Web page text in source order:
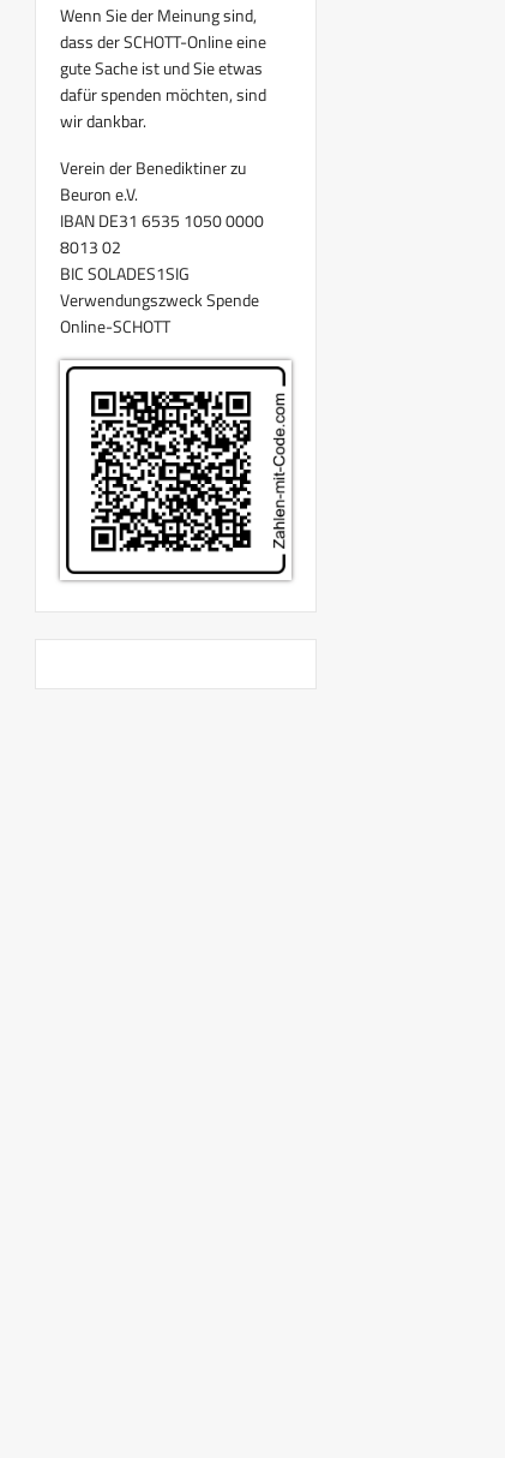
Wenn Sie der Meinung sind,
dass der SCHOTT-Online eine
gute Sache ist und Sie etwas
dafür spenden möchten, sind
wir dankbar.
Verein der Benediktiner zu
Beuron e.V.
IBAN DE31 6535 1050 0000
8013 02
BIC SOLADES1SIG
Verwendungszweck Spende
Online-SCHOTT